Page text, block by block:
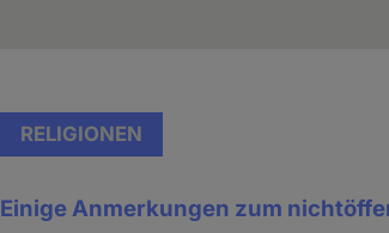
RELIGIONEN
Einige Anmerkungen zum